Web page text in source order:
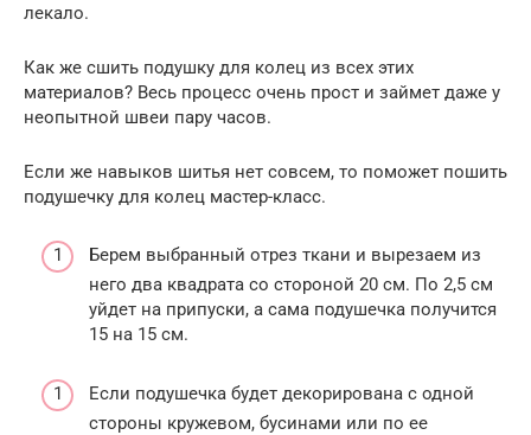
лекало.
Как же сшить подушку для колец из всех этих
материалов? Весь процесс очень прост и займет даже у
неопытной швеи пару часов.
Если же навыков шитья нет совсем, то поможет пошить
подушечку для колец мастер-класс.
Берем выбранный отрез ткани и вырезаем из
него два квадрата со стороной 20 см. По 2,5 см
уйдет на припуски, а сама подушечка получится
15 на 15 см.
Если подушечка будет декорирована с одной
стороны кружевом, бусинами или по ее